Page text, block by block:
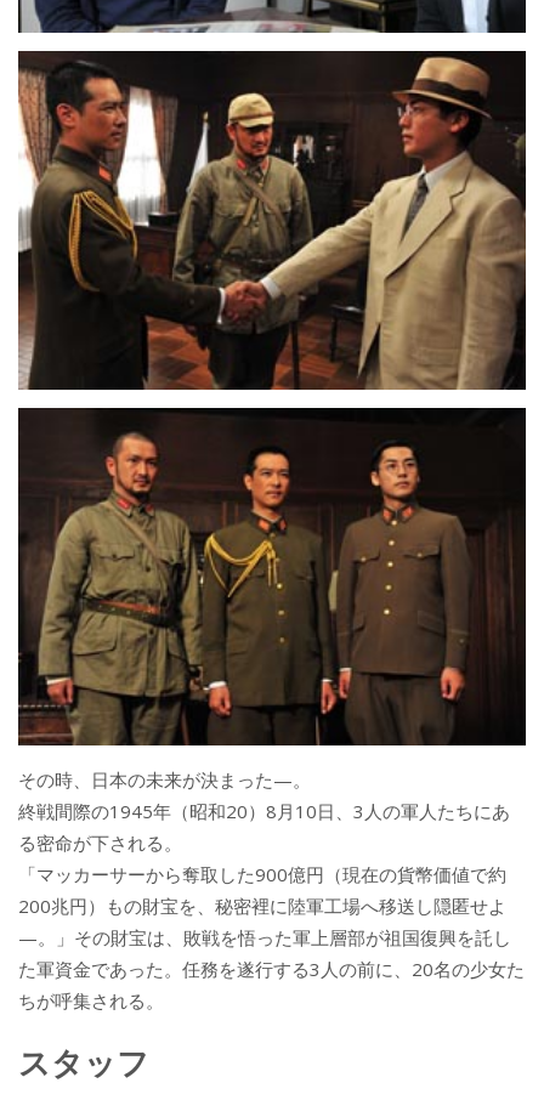
その時、日本の未来が決まった—。
終戦間際の1945年（昭和20）8月10日、3人の軍人たちにあ
る密命が下される。
「マッカーサーから奪取した900億円（現在の貨幣価値で約
200兆円）もの財宝を、秘密裡に陸軍工場へ移送し隠匿せよ
—。」その財宝は、敗戦を悟った軍上層部が祖国復興を託し
た軍資金であった。任務を遂行する3人の前に、20名の少女た
ちが呼集される。
スタッフ